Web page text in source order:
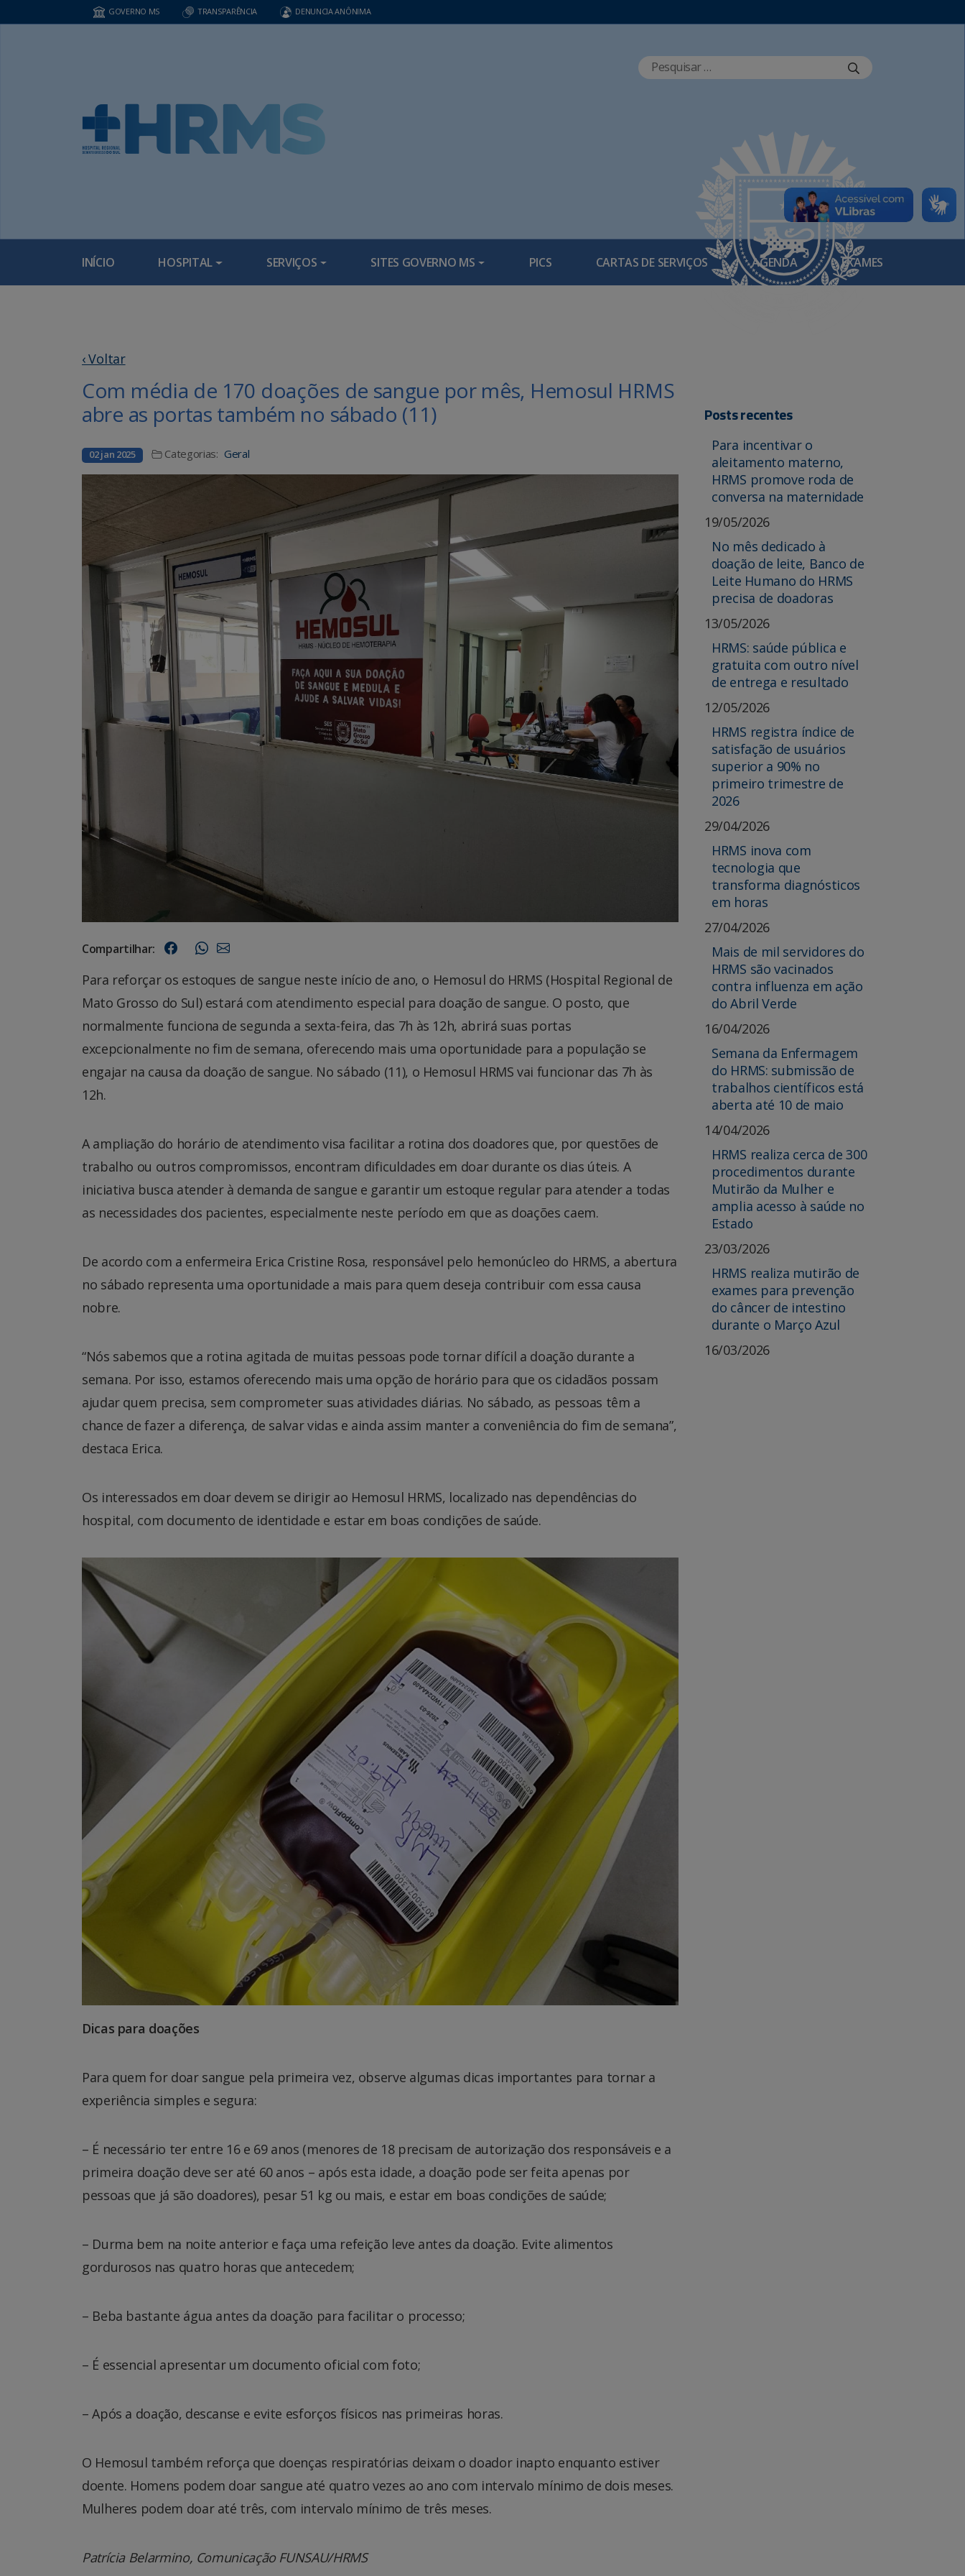
GOVERNO MS TRANSPARÊNCIA DENUNCIA ANÔNIMA
INÍCIO HOSPITAL SERVIÇOS SITES GOVERNO MS PICS CARTAS DE SERVIÇOS AGENDA EXAMES
‹ Voltar
Com média de 170 doações de sangue por mês, Hemosul HRMS
abre as portas também no sábado (11)
02 jan 2025 Categorias: Geral
Compartilhar:
Para reforçar os estoques de sangue neste início de ano, o Hemosul do HRMS (Hospital Regional de
Mato Grosso do Sul) estará com atendimento especial para doação de sangue. O posto, que
normalmente funciona de segunda a sexta-feira, das 7h às 12h, abrirá suas portas
excepcionalmente no fim de semana, oferecendo mais uma oportunidade para a população se
engajar na causa da doação de sangue. No sábado (11), o Hemosul HRMS vai funcionar das 7h às
12h.
A ampliação do horário de atendimento visa facilitar a rotina dos doadores que, por questões de
trabalho ou outros compromissos, encontram dificuldades em doar durante os dias úteis. A
iniciativa busca atender à demanda de sangue e garantir um estoque regular para atender a todas
as necessidades dos pacientes, especialmente neste período em que as doações caem.
De acordo com a enfermeira Erica Cristine Rosa, responsável pelo hemonúcleo do HRMS, a abertura
no sábado representa uma oportunidade a mais para quem deseja contribuir com essa causa
nobre.
“Nós sabemos que a rotina agitada de muitas pessoas pode tornar difícil a doação durante a
semana. Por isso, estamos oferecendo mais uma opção de horário para que os cidadãos possam
ajudar quem precisa, sem comprometer suas atividades diárias. No sábado, as pessoas têm a
chance de fazer a diferença, de salvar vidas e ainda assim manter a conveniência do fim de semana”,
destaca Erica.
Os interessados em doar devem se dirigir ao Hemosul HRMS, localizado nas dependências do
hospital, com documento de identidade e estar em boas condições de saúde.
Dicas para doações
Para quem for doar sangue pela primeira vez, observe algumas dicas importantes para tornar a
experiência simples e segura:
– É necessário ter entre 16 e 69 anos (menores de 18 precisam de autorização dos responsáveis e a
primeira doação deve ser até 60 anos – após esta idade, a doação pode ser feita apenas por
pessoas que já são doadores), pesar 51 kg ou mais, e estar em boas condições de saúde;
– Durma bem na noite anterior e faça uma refeição leve antes da doação. Evite alimentos
gordurosos nas quatro horas que antecedem;
– Beba bastante água antes da doação para facilitar o processo;
– É essencial apresentar um documento oficial com foto;
– Após a doação, descanse e evite esforços físicos nas primeiras horas.
O Hemosul também reforça que doenças respiratórias deixam o doador inapto enquanto estiver
doente. Homens podem doar sangue até quatro vezes ao ano com intervalo mínimo de dois meses.
Mulheres podem doar até três, com intervalo mínimo de três meses.
Patrícia Belarmino, Comunicação FUNSAU/HRMS
Posts recentes
Para incentivar o
aleitamento materno,
HRMS promove roda de
conversa na maternidade
19/05/2026
No mês dedicado à
doação de leite, Banco de
Leite Humano do HRMS
precisa de doadoras
13/05/2026
HRMS: saúde pública e
gratuita com outro nível
de entrega e resultado
12/05/2026
HRMS registra índice de
satisfação de usuários
superior a 90% no
primeiro trimestre de
2026
29/04/2026
HRMS inova com
tecnologia que
transforma diagnósticos
em horas
27/04/2026
Mais de mil servidores do
HRMS são vacinados
contra influenza em ação
do Abril Verde
16/04/2026
Semana da Enfermagem
do HRMS: submissão de
trabalhos científicos está
aberta até 10 de maio
14/04/2026
HRMS realiza cerca de 300
procedimentos durante
Mutirão da Mulher e
amplia acesso à saúde no
Estado
23/03/2026
HRMS realiza mutirão de
exames para prevenção
do câncer de intestino
durante o Março Azul
16/03/2026